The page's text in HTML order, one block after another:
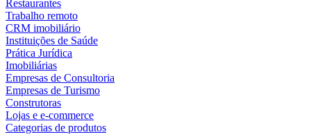
Restaurantes
Trabalho remoto
CRM imobiliário
Instituições de Saúde
Prática Jurídica
Imobiliárias
Empresas de Consultoria
Empresas de Turismo
Construtoras
Lojas e e-commerce
Categorias de produtos